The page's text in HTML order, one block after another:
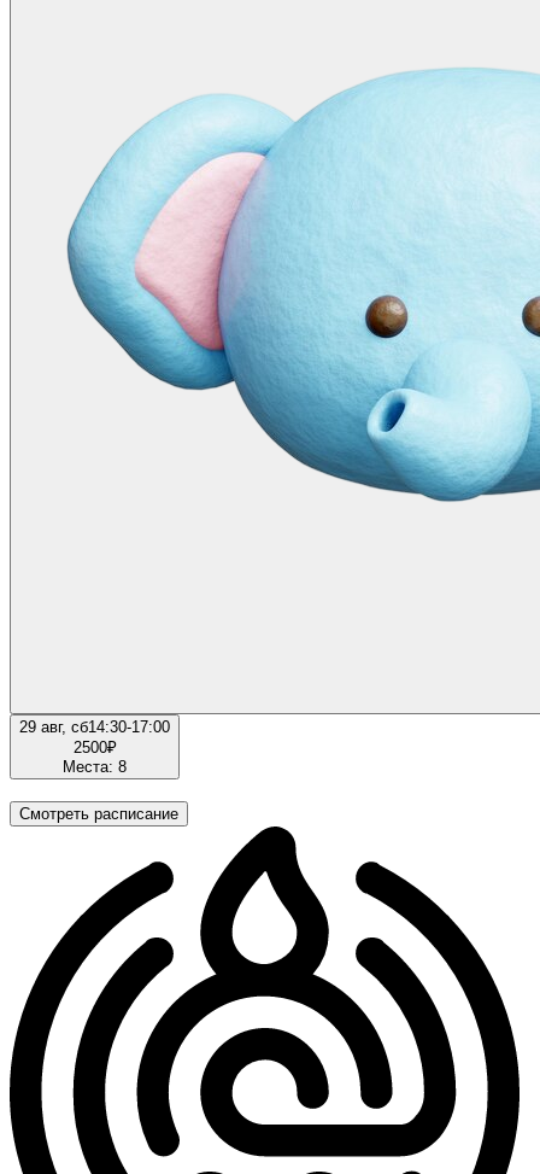
29 авг, сб14:30-17:00
2500₽
Места: 8
Смотреть расписание